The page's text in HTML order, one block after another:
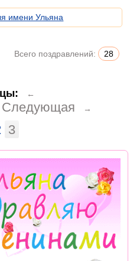
имени Ульяна
Всего поздравлений: 28
←
Следующая →
3